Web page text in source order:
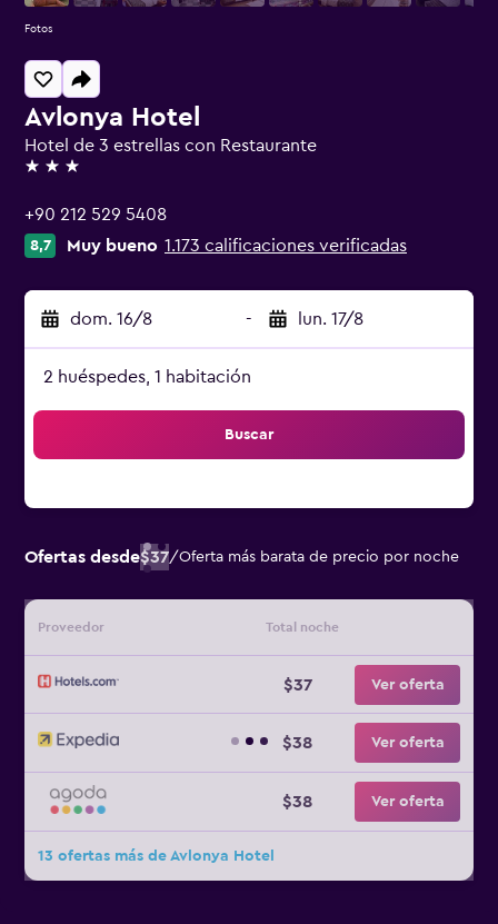
Avlonya Hotel
Hotel de 3 estrellas con Restaurante
3 estrellas
+90 212 529 5408
8,7 Muy bueno 1.173 calificaciones verificadas
dom. 16/8 - lun. 17/8
2 huéspedes, 1 habitación
Buscar
Ofertas desde$37/Oferta más barata de precio por noche
Proveedor Total noche
$37 Ver oferta
$38 Ver oferta
$38 Ver oferta
13 ofertas más de Avlonya Hotel
Fotos